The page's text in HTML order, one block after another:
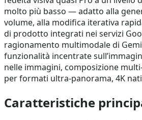
molto più basso — adatto alla
volume, alla modifica iterativa
di prodotto integrati nei servizi
ragionamento multimodale di
funzionalità incentrate
nelle immagini, composizione
per formati ultra-panorama, 4K
Caratteristiche